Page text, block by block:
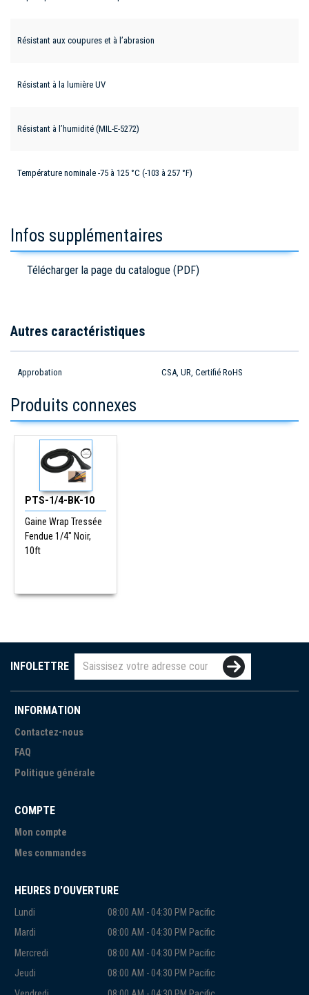
Résistant aux coupures et à l’abrasion
Résistant à la lumière UV
Résistant à l’humidité (MIL-E-5272)
Température nominale -75 à 125 °C (-103 à 257 °F)
Infos supplémentaires
Télécharger la page du catalogue (PDF)
Autres caractéristiques
Approbation CSA, UR, Certifié RoHS
Produits connexes
PTS-1/4-BK-10
Gaine Wrap Tressée
Fendue 1/4" Noir,
10ft
INFOLETTRE
INFORMATION
Contactez-nous
FAQ
Politique générale
COMPTE
Mon compte
Mes commandes
HEURES D'OUVERTURE
Lundi
08:00 AM - 04:30 PM Pacific
Mardi
08:00 AM - 04:30 PM Pacific
Mercredi
08:00 AM - 04:30 PM Pacific
Jeudi
08:00 AM - 04:30 PM Pacific